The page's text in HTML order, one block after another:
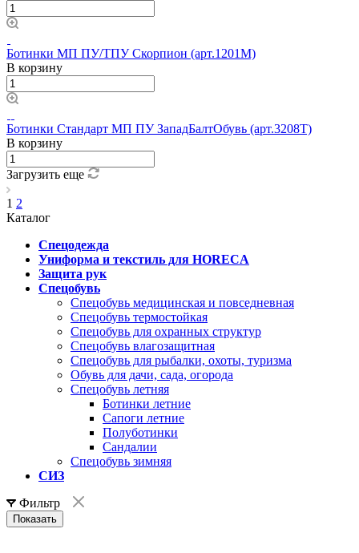
Ботинки МП ПУ/ТПУ Скорпион (арт.1201М)
В корзину
Ботинки Стандарт МП ПУ ЗападБалтОбувь (арт.3208Т)
В корзину
Загрузить еще
1 2
Каталог
Спецодежда
Униформа и текстиль для HORECA
Защита рук
Спецобувь
Спецобувь медицинская и повседневная
Спецобувь термостойкая
Спецобувь для охранных структур
Спецобувь влагозащитная
Спецобувь для рыбалки, охоты, туризма
Обувь для дачи, сада, огорода
Спецобувь летняя
Ботинки летние
Сапоги летние
Полуботинки
Сандалии
Спецобувь зимняя
СИЗ
Фильтр